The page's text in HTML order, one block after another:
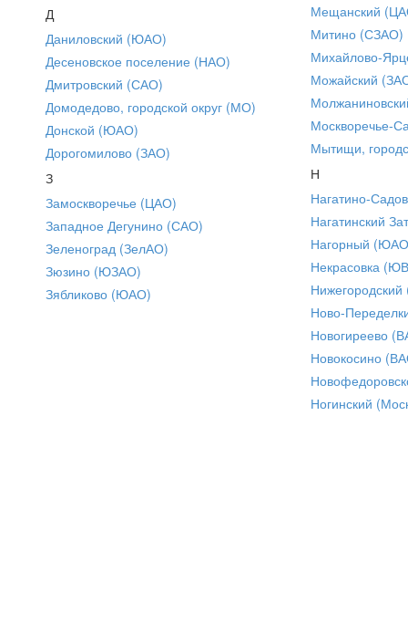
Д
Даниловский (ЮАО)
Десеновское поселение (НАО)
Дмитровский (САО)
Домодедово, городской округ (МО)
Донской (ЮАО)
Дорогомилово (ЗАО)
З
Замоскворечье (ЦАО)
Западное Дегунино (САО)
Зеленоград (ЗелАО)
Зюзино (ЮЗАО)
Зябликово (ЮАО)
Мещанский
Митино (СЗАО)
Михайлово-
Можайский
Москворечье-
Мытищи,
Н
Нагатино-
Нагатинский
Нагорный
Некрасовка
Ново-
Новогиреево
Новокосино
Ногинский